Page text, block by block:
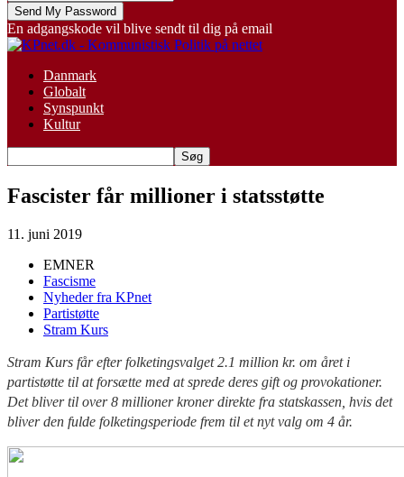
En adgangskode vil blive sendt til dig på email
Danmark
Globalt
Synspunkt
Kultur
Fascister får millioner i statsstøtte
11. juni 2019
EMNER
Fascisme
Nyheder fra KPnet
Partistøtte
Stram Kurs
Stram Kurs får efter folketingsvalget 2.1 million kr. om året i
partistøtte til at forsætte med at sprede deres gift og provokationer.
Det bliver til over 8 millioner kroner direkte fra statskassen, hvis det
bliver den fulde folketingsperiode frem til et nyt valg om 4 år.